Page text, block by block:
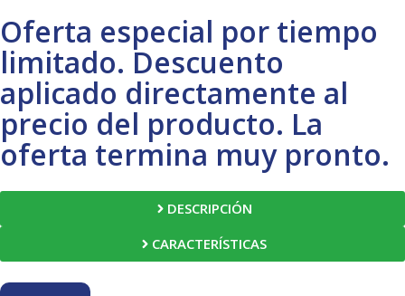
Oferta especial por tiempo
limitado. Descuento
aplicado directamente al
precio del producto. La
oferta termina muy pronto.
DESCRIPCIÓN
CARACTERÍSTICAS